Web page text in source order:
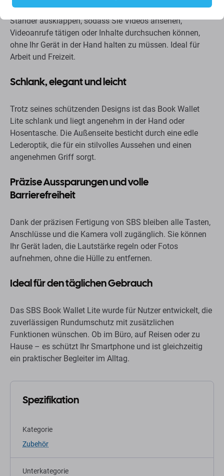
Die vordere Klappe lässt sich zu einem praktischen
Ständer ausklappen, sodass Sie Videos ansehen,
Videoanrufe tätigen oder Inhalte durchsuchen können,
ohne Ihr Gerät in der Hand halten zu müssen. Ideal für
Arbeit und Freizeit.
Schlank, elegant und leicht
Trotz seines schützenden Designs ist das Book Wallet
Lite schlank und liegt angenehm in der Hand oder
Hosentasche. Die Außenseite besticht durch eine edle
Lederoptik, die für ein stilvolles Aussehen und einen
angenehmen Griff sorgt.
Präzise Aussparungen und volle
Barrierefreiheit
Dank der präzisen Fertigung von SBS bleiben alle Tasten,
Anschlüsse und die Kamera voll zugänglich. Sie können
Ihr Gerät laden, die Lautstärke regeln oder Fotos
aufnehmen, ohne die Hülle zu entfernen.
Ideal für den täglichen Gebrauch
Das SBS Book Wallet Lite wurde für Nutzer entwickelt, die
zuverlässigen Rundumschutz mit zusätzlichen
Funktionen wünschen. Ob im Büro, auf Reisen oder zu
Hause – es schützt Ihr Smartphone und ist gleichzeitig
ein praktischer Begleiter im Alltag.
Spezifikation
Kategorie
Zubehör
Unterkategorie